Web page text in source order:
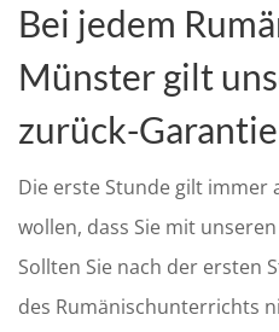
Bei jedem
Münster gilt
zurück-Garantie
Die erste Stunde gilt immer
wollen, dass Sie mit
Sollten Sie nach der ersten
des Rumänischunterrichts